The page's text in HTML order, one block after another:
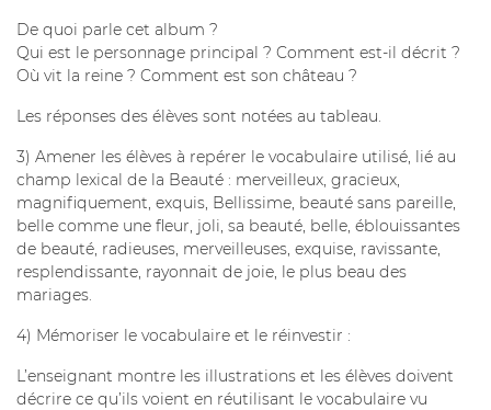
De quoi parle cet album ?
Qui est le personnage principal ? Comment est-il décrit ?
Où vit la reine ? Comment est son château ?
Les réponses des élèves sont notées au tableau.
3) Amener les élèves à repérer le vocabulaire utilisé, lié au
champ lexical de la Beauté : merveilleux, gracieux,
magnifiquement, exquis, Bellissime, beauté sans pareille,
belle comme une fleur, joli, sa beauté, belle, éblouissantes
de beauté, radieuses, merveilleuses, exquise, ravissante,
resplendissante, rayonnait de joie, le plus beau des
mariages.
4) Mémoriser le vocabulaire et le réinvestir :
L’enseignant montre les illustrations et les élèves doivent
décrire ce qu’ils voient en réutilisant le vocabulaire vu